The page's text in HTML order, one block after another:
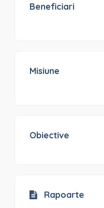
Beneficiari
Misiune
Obiective
Rapoarte